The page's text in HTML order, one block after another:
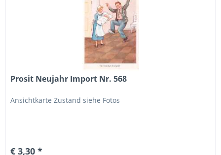
Prosit Neujahr Import Nr. 568
Ansichtkarte Zustand siehe Fotos
€ 3,30 *